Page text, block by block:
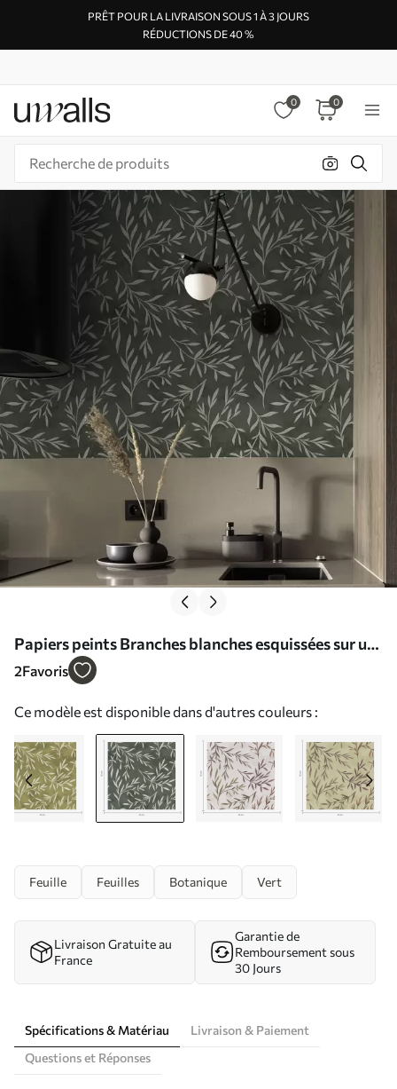
PRÊT POUR LA LIVRAISON SOUS 1 À 3 JOURS
RÉDUCTIONS DE 40 %
0 0
Papiers peints Branches blanches esquissées sur un
fond vert sauge foncé Nr. a00936v2
2Favoris
Ce modèle est disponible dans d'autres couleurs :
Feuille Feuilles Botanique Vert
Livraison Gratuite au
France
Garantie de
Remboursement sous
30 Jours
Spécifications & Matériau
Livraison & Paiement
Questions et Réponses